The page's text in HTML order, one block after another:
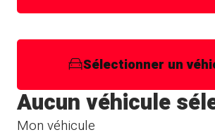
Sélectionner un
Mon véhicule
Aucun véhicule